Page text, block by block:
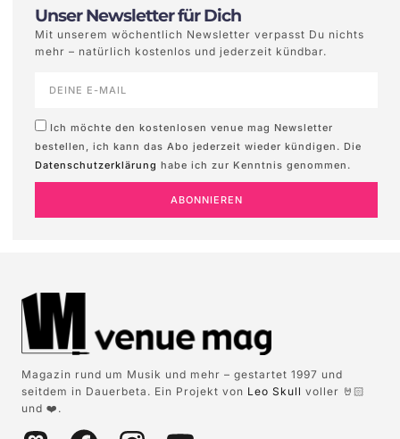
Unser Newsletter für Dich
Mit unserem wöchentlich Newsletter verpasst Du nichts
mehr – natürlich kostenlos und jederzeit kündbar.
Ich möchte den kostenlosen venue mag Newsletter
bestellen, ich kann das Abo jederzeit wieder kündigen. Die
Datenschutzerklärung habe ich zur Kenntnis genommen.
ABONNIEREN
Magazin rund um Musik und mehr – gestartet 1997 und
seitdem in Dauerbeta. Ein Projekt von Leo Skull voller 🤘🏻
und ❤️.